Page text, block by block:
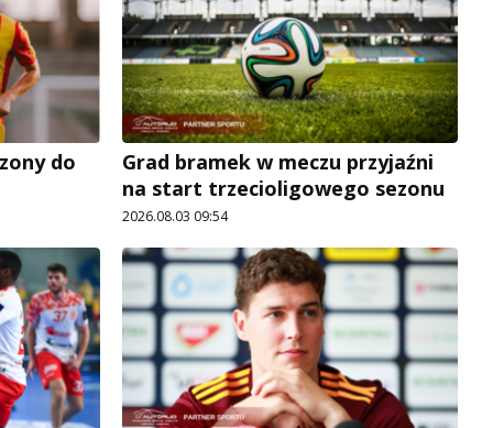
do
Grad bramek w meczu przyjaźni
na start trzecioligowego sezonu
2026.08.03 09:54